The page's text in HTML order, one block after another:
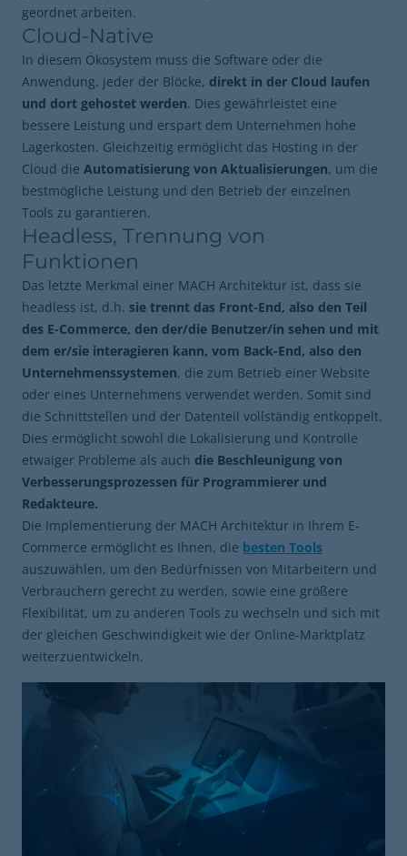
geordnet arbeiten.
Cloud-Native
In diesem Ökosystem muss die Software oder die
Anwendung, jeder der Blöcke, direkt in der Cloud laufen
und dort gehostet werden. Dies gewährleistet eine
bessere Leistung und erspart dem Unternehmen hohe
Lagerkosten. Gleichzeitig ermöglicht das Hosting in der
Cloud die Automatisierung von Aktualisierungen, um die
bestmögliche Leistung und den Betrieb der einzelnen
Tools zu garantieren.
Headless, Trennung von
Funktionen
Das letzte Merkmal einer MACH Architektur ist, dass sie
headless ist, d.h. sie trennt das Front-End, also den Teil
des E-Commerce, den der/die Benutzer/in sehen und mit
dem er/sie interagieren kann, vom Back-End, also den
Unternehmenssystemen, die zum Betrieb einer Website
oder eines Unternehmens verwendet werden. Somit sind
die Schnittstellen und der Datenteil vollständig entkoppelt.
Dies ermöglicht sowohl die Lokalisierung und Kontrolle
etwaiger Probleme als auch die Beschleunigung von
Verbesserungsprozessen für Programmierer und
Redakteure.
Die Implementierung der MACH Architektur in Ihrem E-
Commerce ermöglicht es Ihnen, die besten Tools
auszuwählen, um den Bedürfnissen von Mitarbeitern und
Verbrauchern gerecht zu werden, sowie eine größere
Flexibilität, um zu anderen Tools zu wechseln und sich mit
der gleichen Geschwindigkeit wie der Online-Marktplatz
weiterzuentwickeln.